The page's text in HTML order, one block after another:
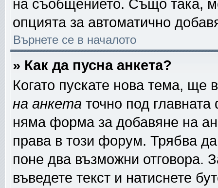
на съобщението. Също така,
опцията за автоматично
Върнете се в началото
» Как да пусна анкета?
Когато пускате нова тема,
на анкета точно под
няма форма за добавяне на
права в този форум. Трябва
поне два възможни отговора.
въведете текст и натиснете